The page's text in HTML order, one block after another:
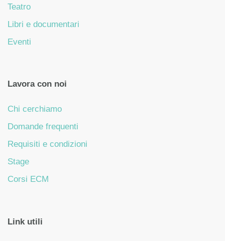
Teatro
Libri e documentari
Eventi
Lavora con noi
Chi cerchiamo
Domande frequenti
Requisiti e condizioni
Stage
Corsi ECM
Link utili